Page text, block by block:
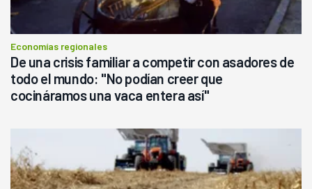
Economías regionales
De una crisis familiar a competir con asadores de
todo el mundo: "No podían creer que
cocináramos una vaca entera así"